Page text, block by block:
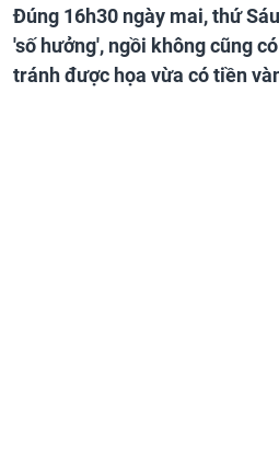
Đúng 16h30 ngày mai, thứ
'số hưởng', ngồi không cũng
tránh được họa vừa có tiền